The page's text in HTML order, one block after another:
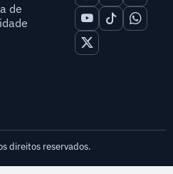
de
direitos reservados.